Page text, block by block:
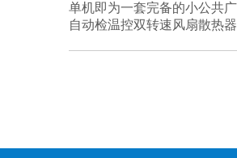
单机即为一套完备的小公共
自动检温控双转速风扇散热